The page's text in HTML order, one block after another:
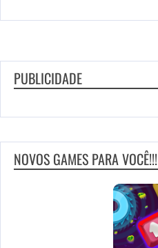
PUBLICIDADE
NOVOS GAMES PARA VOCÊ!!!